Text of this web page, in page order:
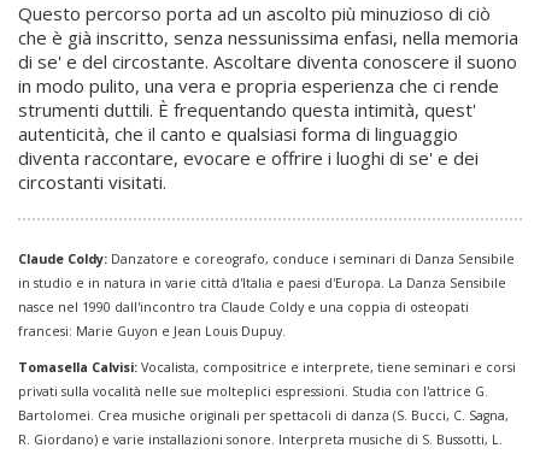
Questo percorso porta ad un ascolto più minuzioso di ciò
che è già inscritto, senza nessunissima enfasi, nella memoria
di se' e del circostante. Ascoltare diventa conoscere il suono
in modo pulito, una vera e propria esperienza che ci rende
strumenti duttili. È frequentando questa intimità, quest'
autenticità, che il canto e qualsiasi forma di linguaggio
diventa raccontare, evocare e offrire i luoghi di se' e dei
circostanti visitati.
Claude Coldy: Danzatore e coreografo, conduce i seminari di Danza Sensibile
in studio e in natura in varie città d'Italia e paesi d'Europa. La Danza Sensibile
nasce nel 1990 dall'incontro tra Claude Coldy e una coppia di osteopati
francesi: Marie Guyon e Jean Louis Dupuy.
Tomasella Calvisi: Vocalista, compositrice e interprete, tiene seminari e corsi
privati sulla vocalità nelle sue molteplici espressioni. Studia con l'attrice G.
Bartolomei. Crea musiche originali per spettacoli di danza (S. Bucci, C. Sagna,
R. Giordano) e varie installazioni sonore. Interpreta musiche di S. Bussotti, L.